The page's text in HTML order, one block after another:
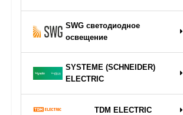
SWG светодиодное
освещение
SYSTEME (SCHNEIDER)
ELECTRIC
TDM ELECTRIC